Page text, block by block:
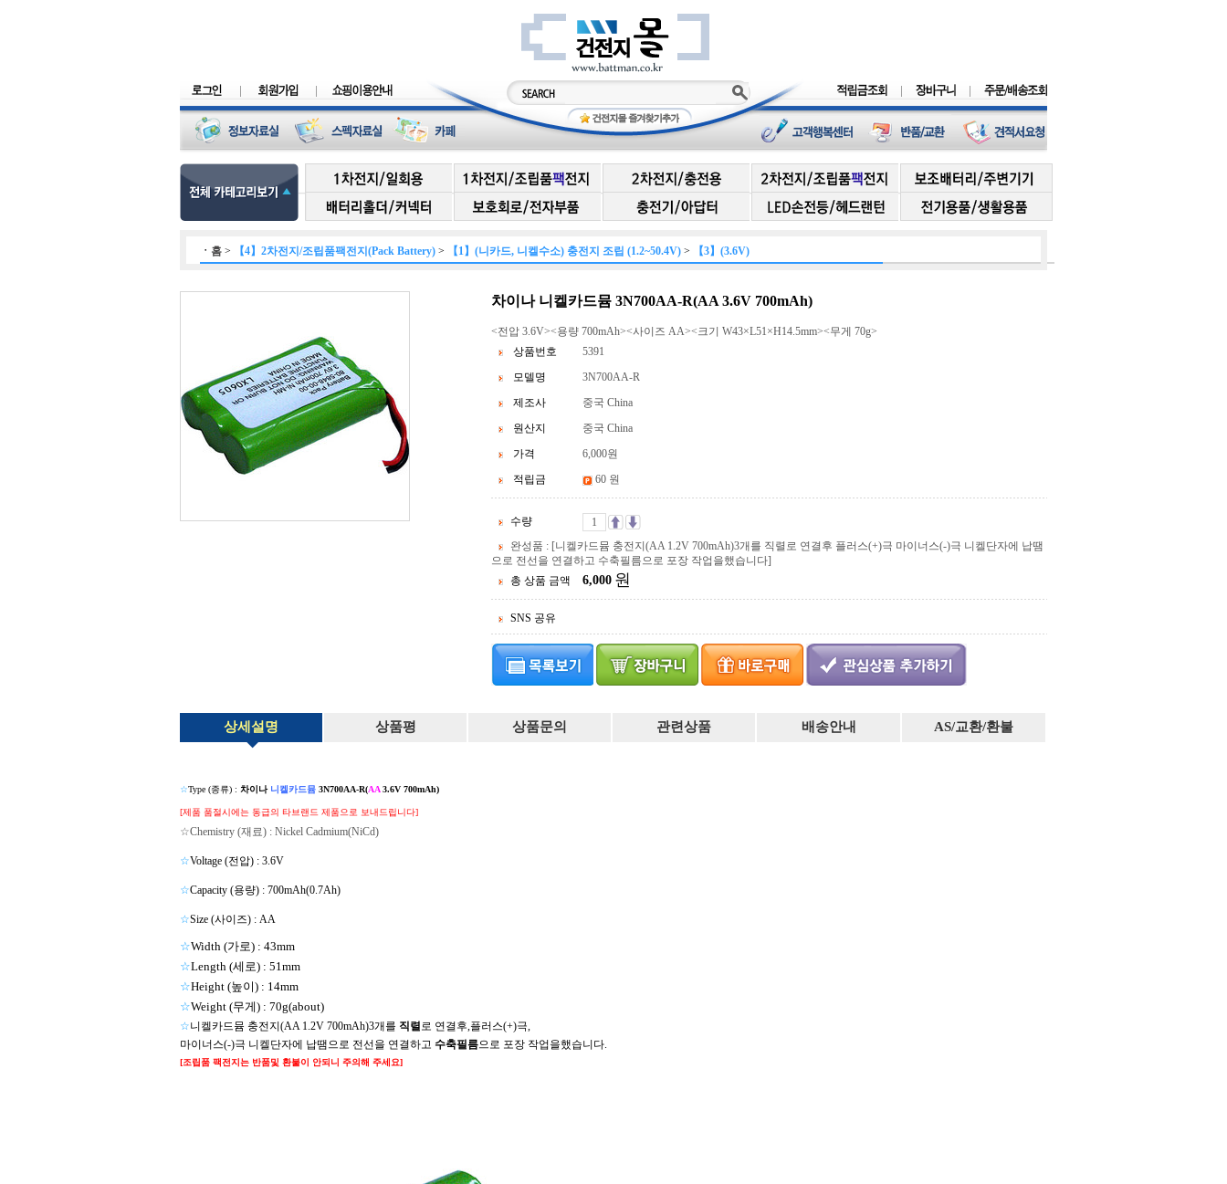
ㆍ 홈 > 【4】2차전지/조립품팩전지(Pack Battery) > 【1】(니카드, 니켈수소) 충전지 조립 (1.2~50.4V) > 【3】(3.6V)
차이나 니켈카드뮴 3N700AA-R(AA 3.6V 700mAh)
<전압 3.6V><용량 700mAh><사이즈 AA><크기 W43×L51×H14.5mm><무게 70g>
상품번호
5391
모델명
3N700AA-R
제조사
중국 China
원산지
중국 China
가격
6,000원
적립금
60 원
수량
완성품 : [니켈카드뮴 충전지(AA 1.2V 700mAh)3개를 직렬로 연결후 플러스(+)극 마이너스(-)극 니켈단자에 납땜
으로 전선을 연결하고 수축필름으로 포장 작업을했습니다]
총 상품 금액
6,000 원
SNS 공유
상세설명 상품평 상품문의 관련상품 배송안내 AS/교환/환불
☆Type (종류) : 차이나 니켈카드뮴 3N700AA-R(AA3.6V 700mAh)
[제품 품절시에는 동급의 타브랜드 제품으로 보내드립니다]
☆Chemistry (재료) : Nickel Cadmium(NiCd)
☆Voltage (전압) : 3.6V
☆Capacity (용량) : 700mAh(0.7Ah)
☆Size (사이즈) : AA
☆Width (가로) : 43mm
☆Length (세로) : 51mm
☆Height (높이) : 14mm
☆Weight (무게) : 70g(about)
☆니켈카드뮴 충전지(AA 1.2V 700mAh)3개를 직렬로 연결후,플러스(+)극,
마이너스(-)극 니켈단자에 납땜으로 전선을 연결하고 수축필름으로 포장 작업을했습니다.
[조립품 팩전지는 반품및 환불이 안되니 주의해 주세요]